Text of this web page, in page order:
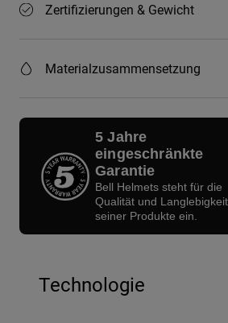
Zertifizierungen & Gewicht
Materialzusammensetzung
5 Jahre
eingeschränkte
Garantie
Bell Helmets steht für die
Qualität und Langlebigkeit
seiner Produkte ein.
Technologie